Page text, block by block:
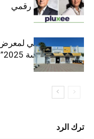
متسارع وتحول رقمي
الافتتاح الرسمي
“إنترتكس سوسة 2025”
ترك الرد